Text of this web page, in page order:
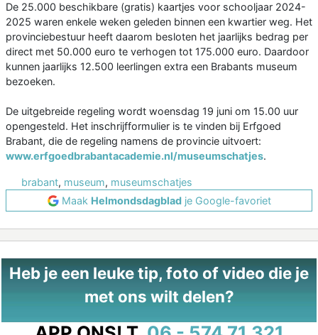
De 25.000 beschikbare (gratis) kaartjes voor schooljaar 2024-
2025 waren enkele weken geleden binnen een kwartier weg. Het
provinciebestuur heeft daarom besloten het jaarlijks bedrag per
direct met 50.000 euro te verhogen tot 175.000 euro. Daardoor
kunnen jaarlijks 12.500 leerlingen extra een Brabants museum
bezoeken.
De uitgebreide regeling wordt woensdag 19 juni om 15.00 uur
opengesteld. Het inschrijfformulier is te vinden bij Erfgoed
Brabant, die de regeling namens de provincie uitvoert:
www.erfgoedbrabantacademie.nl/museumschatjes.
brabant, museum, museumschatjes
Maak Helmondsdagbladje Google-favoriet
Heb je een leuke tip, foto of video die je
met ons wilt delen?